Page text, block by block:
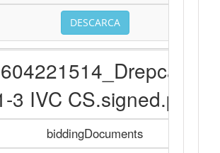
DESCARCA
3 IVC CS.signed.pdf
biddingDocuments